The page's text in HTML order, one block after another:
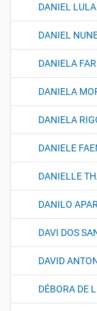
DANIEL
DANIEL
DANIELA
DANIELA
DANIELA
DANIELE
DANIELLE
DANILO
DAVI DOS
DAVID
DÉBORA DE